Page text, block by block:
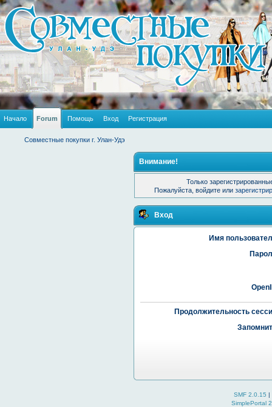
Начало Forum Помощь Вход Регистрация
Совместные покупки г. Улан-Удэ
Внимание!
Только
Пожалуйста, войдите или
Вход
Имя
Продолжительность
SMF 2.0.15 |
SimplePortal